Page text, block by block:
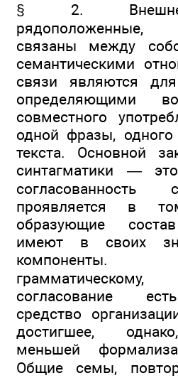
§ 2. Внешне
рядоположенные,
связаны между
семантическими
связи являются
определяющими
совместного
одной фразы, одного
текста. Основной
синтагматики —
согласованность
проявляется в
образующие
имеют в своих
компоненты.
грамматическому,
согласование
средство
достигшее,
меньшей
Общие семы,